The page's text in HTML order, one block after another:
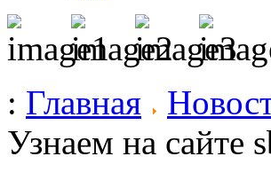
: Главная
Узнаем на сайте